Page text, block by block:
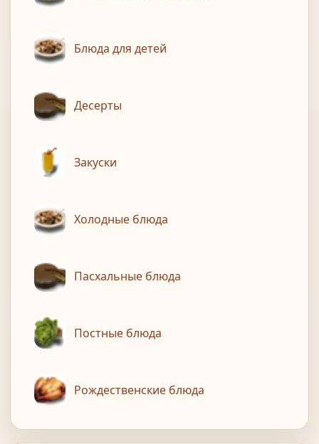
Блюда для детей
Десерты
Закуски
Холодные блюда
Пасхальные блюда
Постные блюда
Рождественские блюда